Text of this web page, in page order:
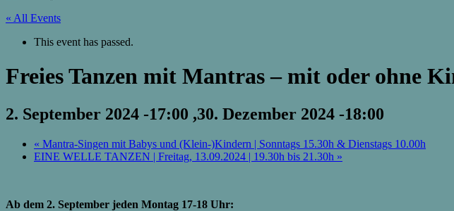
« All Events
This event has passed.
Freies Tanzen mit Mantras – mit oder ohne
2. September 2024 -17:00 ,30. Dezember 2024 -18:00
« Mantra-Singen mit Babys und (Klein-)Kindern | Sonntags 15.30h & Dienstags 10.00h
EINE WELLE TANZEN | Freitag, 13.09.2024 | 19.30h bis 21.30h »
Ab dem 2. September jeden Montag 17-18 Uhr: